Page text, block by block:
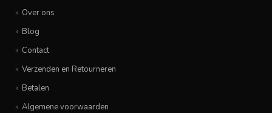
Over ons
Blog
Contact
Verzenden en Retourneren
Betalen
Algemene voorwaarden